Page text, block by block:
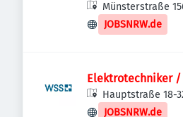
Münsterstraße
Deutschland
JOBSNRW.de
Elektrotechniker
Hauptstraße 18-
Heiligenhaus,
JOBSNRW.de